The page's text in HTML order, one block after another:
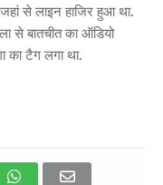
से लाइन हाजिर हुआ था.
से बातचीत का ऑडियो
का टैग लगा था.